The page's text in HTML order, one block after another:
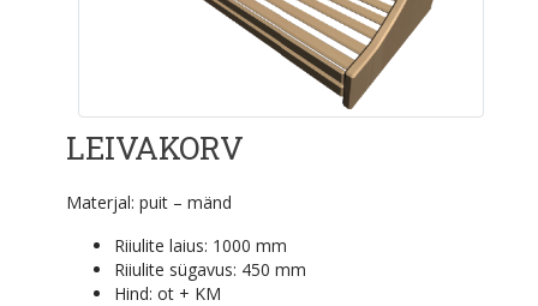
LEIVAKORV
Materjal: puit – mänd
Riiulite laius: 1000 mm
Riiulite sügavus: 450 mm
Hind: ot + KM